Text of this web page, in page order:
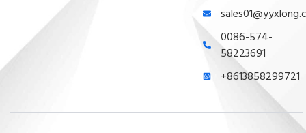
0086-574-
58223691
+8613858299721